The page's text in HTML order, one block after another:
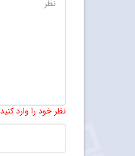
نظر خود را وارد کنید